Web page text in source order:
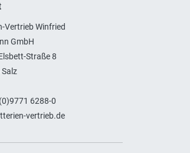
Vertrieb Winfried
GmbH
Straße 8
Salz
6288-0
vertrieb.de